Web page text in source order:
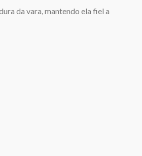
da vara, mantendo ela fiel a